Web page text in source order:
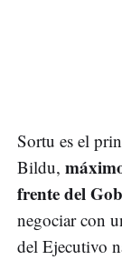
Sortu es el
Bildu,
frente del
negociar con
del Ejecutivo